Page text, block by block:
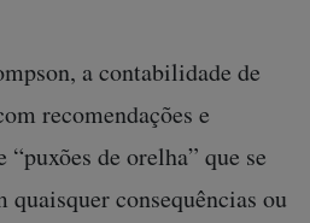
a contabilidade de
recomendações e
“puxões de orelha” que se
quaisquer consequências ou